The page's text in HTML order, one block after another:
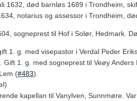
1632, død barnløs 1689 i Trondheim,
notarius og assessor i Trondheim,
sogneprest til Hof i Solør, Hedmark.
gift 1. g. med visepastor i Verdal Peder
Gift 1. g. med sogneprest til Veøy
(#483).
kapellan til Vanylven, Sunnmøre.